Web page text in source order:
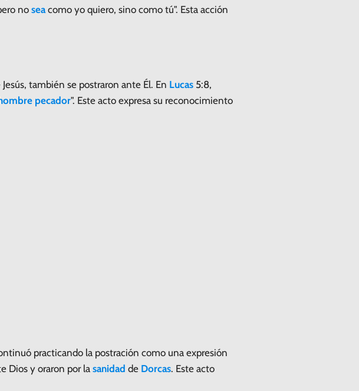
no seacomo yo quiero, sino como tú". Esta acción
también se postraron ante Él. En Lucas 5:8,
pecador". Este acto expresa su reconocimiento
practicando la postración como una expresión
Dios y oraron por la sanidad de Dorcas. Este acto